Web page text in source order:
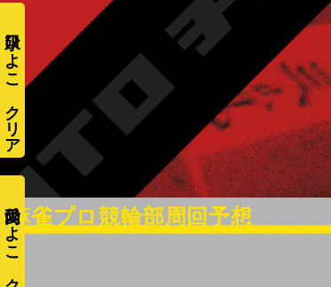
愛内ひよこ
水口ひよこ